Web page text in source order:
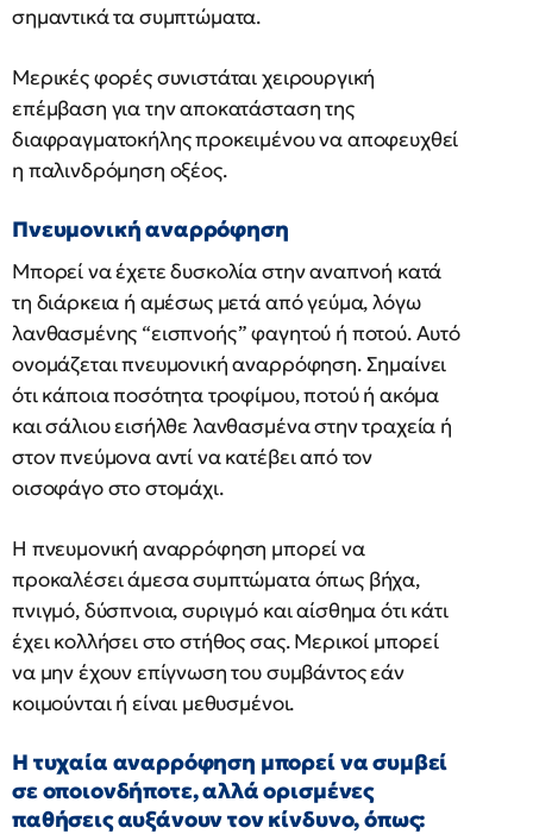
σημαντικά τα συμπτώματα.
Μερικές φορές συνιστάται χειρουργική
επέμβαση για την αποκατάσταση της
διαφραγματοκήλης προκειμένου να αποφευχθεί
η παλινδρόμηση οξέος.
Πνευμονική αναρρόφηση
Μπορεί να έχετε δυσκολία στην αναπνοή κατά
τη διάρκεια ή αμέσως μετά από γεύμα, λόγω
λανθασμένης “εισπνοής” φαγητού ή ποτού. Αυτό
ονομάζεται πνευμονική αναρρόφηση. Σημαίνει
ότι κάποια ποσότητα τροφίμου, ποτού ή ακόμα
και σάλιου εισήλθε λανθασμένα στην τραχεία ή
στον πνεύμονα αντί να κατέβει από τον
οισοφάγο στο στομάχι.
Η πνευμονική αναρρόφηση μπορεί να
προκαλέσει άμεσα συμπτώματα όπως βήχα,
πνιγμό, δύσπνοια, συριγμό και αίσθημα ότι κάτι
έχει κολλήσει στο στήθος σας. Μερικοί μπορεί
να μην έχουν επίγνωση του συμβάντος εάν
κοιμούνται ή είναι μεθυσμένοι.
Η τυχαία αναρρόφηση μπορεί να συμβεί
σε οποιονδήποτε, αλλά ορισμένες
παθήσεις αυξάνουν τον κίνδυνο, όπως: